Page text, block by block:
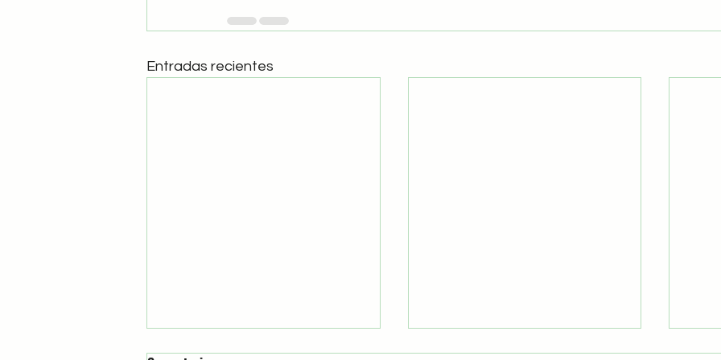
Entradas recientes